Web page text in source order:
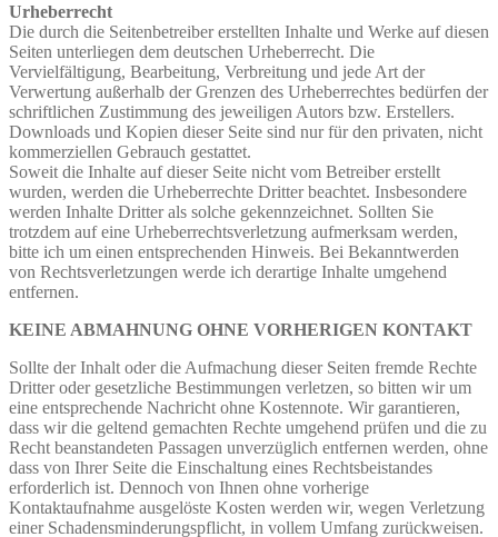
Urheberrecht
Die durch die Seitenbetreiber erstellten Inhalte und Werke auf diesen
Seiten unterliegen dem deutschen Urheberrecht. Die
Vervielfältigung, Bearbeitung, Verbreitung und jede Art der
Verwertung außerhalb der Grenzen des Urheberrechtes bedürfen der
schriftlichen Zustimmung des jeweiligen Autors bzw. Erstellers.
Downloads und Kopien dieser Seite sind nur für den privaten, nicht
kommerziellen Gebrauch gestattet.
Soweit die Inhalte auf dieser Seite nicht vom Betreiber erstellt
wurden, werden die Urheberrechte Dritter beachtet. Insbesondere
werden Inhalte Dritter als solche gekennzeichnet. Sollten Sie
trotzdem auf eine Urheberrechtsverletzung aufmerksam werden,
bitte ich um einen entsprechenden Hinweis. Bei Bekanntwerden
von Rechtsverletzungen werde ich derartige Inhalte umgehend
entfernen.
KEINE ABMAHNUNG OHNE VORHERIGEN KONTAKT
Sollte der Inhalt oder die Aufmachung dieser Seiten fremde Rechte
Dritter oder gesetzliche Bestimmungen verletzen, so bitten wir um
eine entsprechende Nachricht ohne Kostennote. Wir garantieren,
dass wir die geltend gemachten Rechte umgehend prüfen und die zu
Recht beanstandeten Passagen unverzüglich entfernen werden, ohne
dass von Ihrer Seite die Einschaltung eines Rechtsbeistandes
erforderlich ist. Dennoch von Ihnen ohne vorherige
Kontaktaufnahme ausgelöste Kosten werden wir, wegen Verletzung
einer Schadensminderungspflicht, in vollem Umfang zurückweisen.